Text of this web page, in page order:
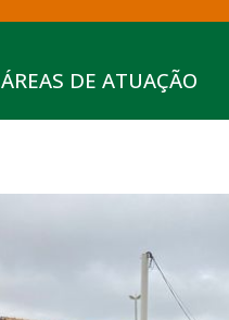
ÁREAS DE ATUAÇÃO